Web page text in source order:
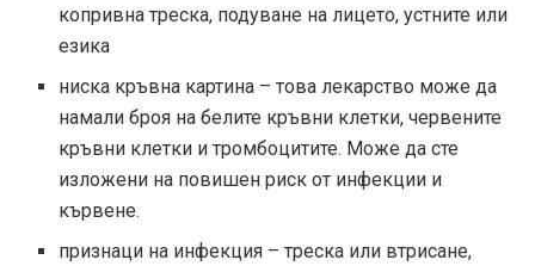
копривна треска, подуване на лицето, устните или
езика
ниска кръвна картина – това лекарство може да
намали броя на белите кръвни клетки, червените
кръвни клетки и тромбоцитите. Може да сте
изложени на повишен риск от инфекции и
кървене.
признаци на инфекция – треска или втрисане,